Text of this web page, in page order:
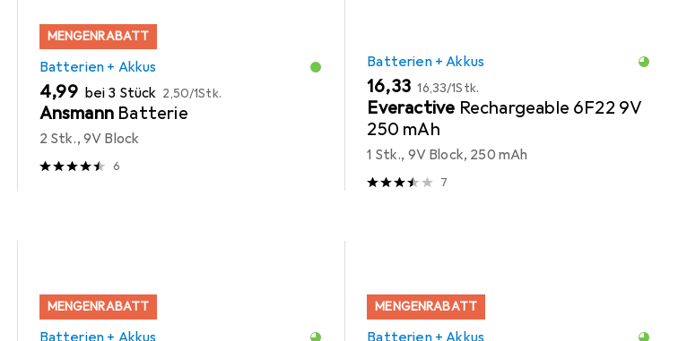
MENGENRABATT
Batterien + Akkus
EUR
4,99 bei 3 Stück EUR
2,50/1Stk.
Ansmann Batterie
2 Stk., 9V Block
6
Batterien + Akkus
EUR
16,33 EUR
16,33/1Stk.
Everactive Rechargeable 6F22 9V
250 mAh
1 Stk., 9V Block, 250 mAh
7
MENGENRABATT
Batterien + Akkus
MENGENRABATT
Batterien + Akkus